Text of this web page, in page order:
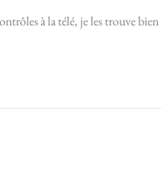
à la télé, je les trouve bien